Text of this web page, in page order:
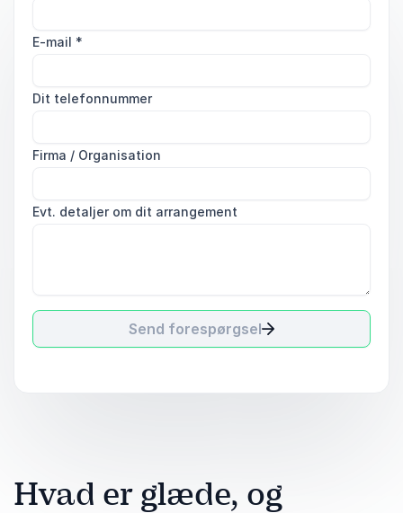
E-mail *
Dit telefonnummer
Firma / Organisation
Evt. detaljer om dit arrangement
Send forespørgsel
Hvad er glæde, og